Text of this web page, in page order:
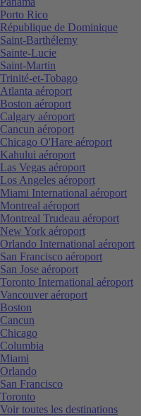
Porto Rico
République de Dominique
Saint-Barthélemy
Sainte-Lucie
Saint-Martin
Trinité-et-Tobago
Atlanta aéroport
Boston aéroport
Calgary aéroport
Cancun aéroport
Chicago O'Hare aéroport
Kahului aéroport
Las Vegas aéroport
Los Angeles aéroport
Miami International aéroport
Montreal aéroport
Montreal Trudeau aéroport
New York aéroport
Orlando International aéroport
San Francisco aéroport
San Jose aéroport
Toronto International aéroport
Vancouver aéroport
Boston
Cancun
Chicago
Columbia
Miami
Orlando
San Francisco
Toronto
Voir toutes les destinations